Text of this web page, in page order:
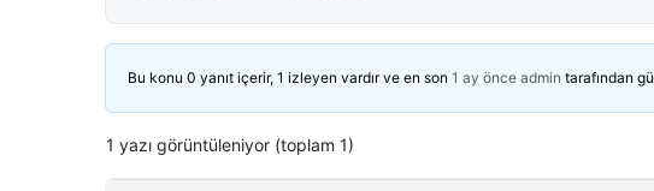
Bu konu 0 yanıt içerir, 1 izleyen vardır ve en son 1 ay önce admin tarafından
1 yazı görüntüleniyor (toplam 1)